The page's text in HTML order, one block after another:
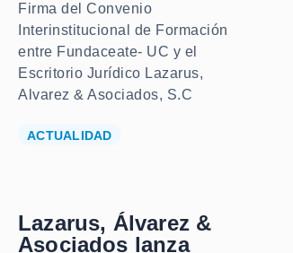
Firma del Convenio
Interinstitucional de Formación
entre Fundaceate- UC y el
Escritorio Jurídico Lazarus,
Alvarez & Asociados, S.C
ACTUALIDAD
Lazarus, Álvarez &
Asociados lanza